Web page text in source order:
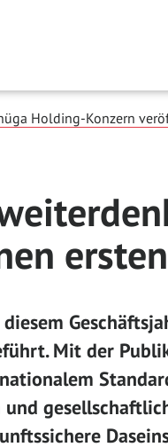
Holding-Konzern
Mit der